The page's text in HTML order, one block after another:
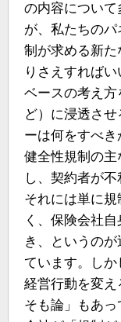
の内容につい
が、私たちの
制が求める新
りさえすれば
ベースの考え
ど）に浸透さ
ーは何をすべき
健全性規制の
し、契約者が不
それには単に
く、保険会社
き、というの
ています。し
経営行動を変
そも論」もあ